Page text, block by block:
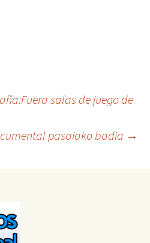
salas de juego de
pasaiako badia →